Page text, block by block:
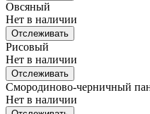
Овсяный
Нет в наличии
Отслеживать
Рисовый
Нет в наличии
Отслеживать
Смородиново-черничный
Нет в наличии